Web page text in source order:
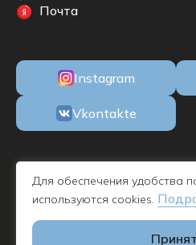
Почта
Instagram
Vkontakte
Для обеспечения удобства
используются cookies.
ООО «БКМЕБЕЛЬ» Республика
Богдановича, 78, пом. 1Н офис 11,